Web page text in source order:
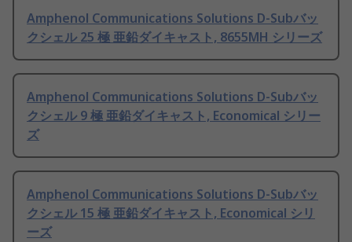
Amphenol Communications Solutions D-Subバッ
クシェル 25 極 亜鉛ダイキャスト, 8655MH シリーズ
Amphenol Communications Solutions D-Subバッ
クシェル 9 極 亜鉛ダイキャスト, Economical シリー
ズ
Amphenol Communications Solutions D-Subバッ
クシェル 15 極 亜鉛ダイキャスト, Economical シリ
ーズ